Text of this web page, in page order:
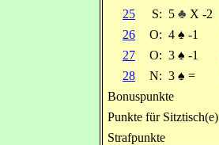
25 S: 5 ♣ X -2
26
O: 4 ♠ -1
27
O: 3 ♠ -1
28
N: 3 ♠ =
Bonuspunkte
Punkte für Sitztisch(e)
Strafpunkte